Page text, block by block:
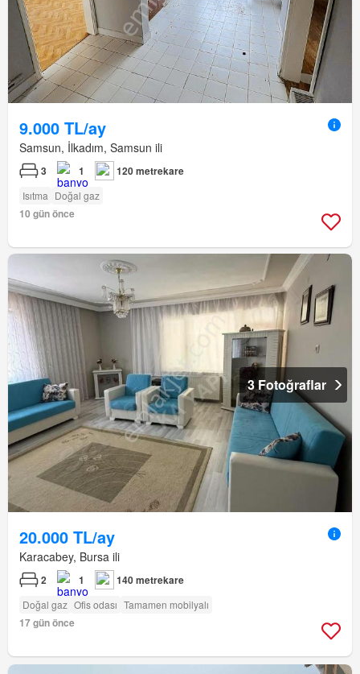
9.000 TL/ay
Samsun, İlkadım, Samsun ili
3 1 120 metrekare
Isıtma Doğal gaz
10 gün önce
3 Fotoğraflar
20.000 TL/ay
Karacabey, Bursa ili
2 1 140 metrekare
Doğal gaz Ofis odası Tamamen mobilyalı
17 gün önce